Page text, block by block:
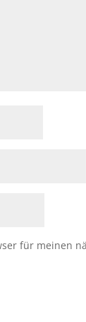
für meinen